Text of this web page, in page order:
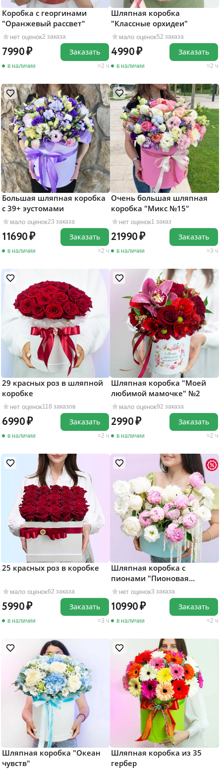
нет оценок2 заказа
Коробка с георгинами
"Оранжевый рассвет"
7990
в наличии 2 ч
Заказать
мало оценок52 заказа
Шляпная коробка
"Классные орхидеи"
4990
в наличии 2 ч
Заказать
мало оценок23 заказа
Большая шляпная коробка
с 39+ эустомами
11690
в наличии 2 ч
Заказать
нет оценок1 заказ
Очень большая шляпная
коробка "Микс №15"
21990
в наличии 3 ч
Заказать
нет оценок118 заказов
29 красных роз в шляпной
коробке
6990
в наличии 2 ч
Заказать
мало оценок92 заказа
Шляпная коробка "Моей
любимой мамочке" №2
2990
в наличии 2 ч
Заказать
мало оценок62 заказа
25 красных роз в коробке
5990
в наличии 3 ч
Заказать
нет оценок3 заказа
Шляпная коробка с
пионами "Пионовая
страсть"
10990
в наличии 2 ч
Заказать
Шляпная коробка "Океан
чувств"
Шляпная коробка из 35
гербер